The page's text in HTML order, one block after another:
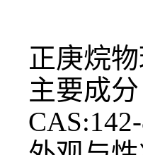
正庚烷物
主要成